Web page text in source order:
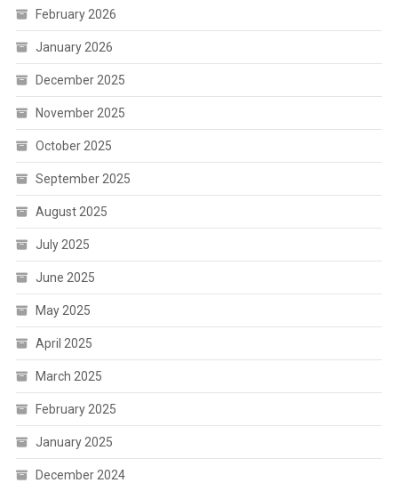
February 2026
January 2026
December 2025
November 2025
October 2025
September 2025
August 2025
July 2025
June 2025
May 2025
April 2025
March 2025
February 2025
January 2025
December 2024